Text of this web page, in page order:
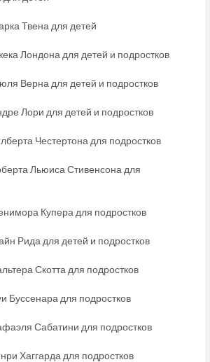
Твена для детей
Лондона для детей и подростков
Верна для детей и подростков
Лори для детей и подростков
Честертона для подростков
Льюиса Стивенсона для
Купера для подростков
Рида для детей и подростков
Скотта для подростков
Буссенара для подростков
Сабатини для подростков
Хаггарда для подростков